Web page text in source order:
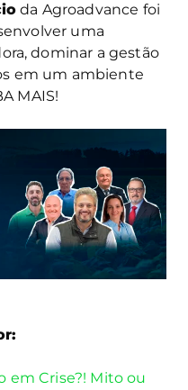
da Agroadvance foi
uma
dominar a gestão
em um ambiente
MAIS!
em Crise?! Mito ou